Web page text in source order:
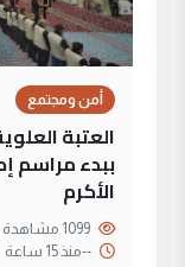
أمن ومجتمع
العتبة
ببدء مراسم
الأكرم
--منذ 15 ساعة